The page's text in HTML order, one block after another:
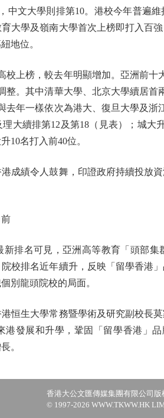
中文大學則排第10。港校今年普遍
大學及嶺南大學首次上榜即打入百
地位。
上榜，較去年明顯增加。亞洲前十
整。其中清華大學、北京大學續居
去年一樣依次為港大、復旦大學及浙
大續排第12及第18（見表）；城大
10名打入前40位。
績令人鼓舞，印證政府持續投放資
名可見，亞洲高等教育「頭部集
校排名近年續升，反映「留學香港
別龍頭院校的局面。
生大學常務暨學術及研究副校長
港發展和升學，鞏固「留學香港」
。
香港大公文匯傳媒集團有限公司版
© 1997-2026 WWW.TKWW.HK